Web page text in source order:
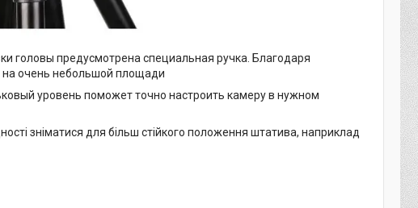
головы предусмотрена специальная ручка. Благодаря
очень небольшой площади
уровень поможет точно настроить камеру в нужном
зніматися для більш стійкого положення штатива, наприклад